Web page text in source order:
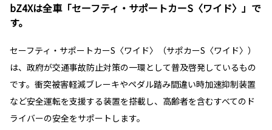
bZ4Xは全車「セーフティ・サポートカーS〈ワイド〉」で
す。
セーフティ・サポートカーS〈ワイド〉（サポカーS〈ワイド〉）
は、政府が交通事故防止対策の一環として普及啓発しているもの
です。衝突被害軽減ブレーキやペダル踏み間違い時加速抑制装置
など安全運転を支援する装置を搭載し、高齢者を含むすべてのド
ライバーの安全をサポートします。